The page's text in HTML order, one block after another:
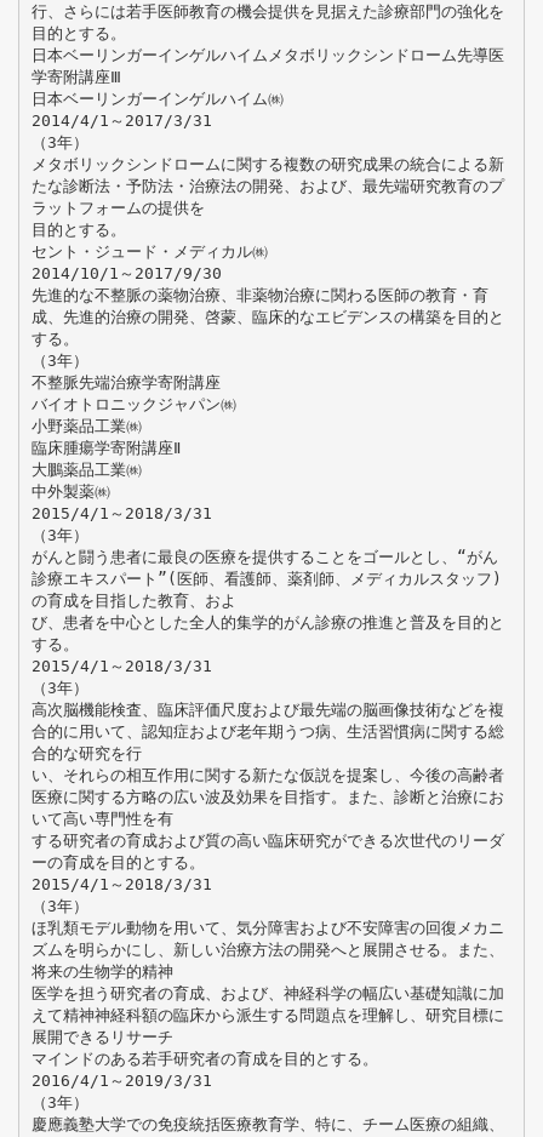
行、さらには若手医師教育の機会提供を見据えた診療部門の強化を
目的とする。
日本ベーリンガーインゲルハイムメタボリックシンドローム先導医
学寄附講座Ⅲ
日本ベーリンガーインゲルハイム㈱
2014/4/1～2017/3/31
（3年）
メタボリックシンドロームに関する複数の研究成果の統合による新
たな診断法・予防法・治療法の開発、および、最先端研究教育のプ
ラットフォームの提供を
目的とする。
セント・ジュード・メディカル㈱
2014/10/1～2017/9/30
先進的な不整脈の薬物治療、非薬物治療に関わる医師の教育・育
成、先進的治療の開発、啓蒙、臨床的なエビデンスの構築を目的と
する。
（3年）
不整脈先端治療学寄附講座
バイオトロニックジャパン㈱
小野薬品工業㈱
臨床腫瘍学寄附講座Ⅱ
大鵬薬品工業㈱
中外製薬㈱
2015/4/1～2018/3/31
（3年）
がんと闘う患者に最良の医療を提供することをゴールとし、“がん
診療エキスパート”(医師、看護師、薬剤師、メディカルスタッフ)
の育成を目指した教育、およ
び、患者を中心とした全人的集学的がん診療の推進と普及を目的と
する。
2015/4/1～2018/3/31
（3年）
高次脳機能検査、臨床評価尺度および最先端の脳画像技術などを複
合的に用いて、認知症および老年期うつ病、生活習慣病に関する総
合的な研究を行
い、それらの相互作用に関する新たな仮説を提案し、今後の高齢者
医療に関する方略の広い波及効果を目指す。また、診断と治療にお
いて高い専門性を有
する研究者の育成および質の高い臨床研究ができる次世代のリーダ
ーの育成を目的とする。
2015/4/1～2018/3/31
（3年）
ほ乳類モデル動物を用いて、気分障害および不安障害の回復メカニ
ズムを明らかにし、新しい治療方法の開発へと展開させる。また、
将来の生物学的精神
医学を担う研究者の育成、および、神経科学の幅広い基礎知識に加
えて精神神経科額の臨床から派生する問題点を理解し、研究目標に
展開できるリサーチ
マインドのある若手研究者の育成を目的とする。
2016/4/1～2019/3/31
（3年）
慶應義塾大学での免疫統括医療教育学、特に、チーム医療の組織、